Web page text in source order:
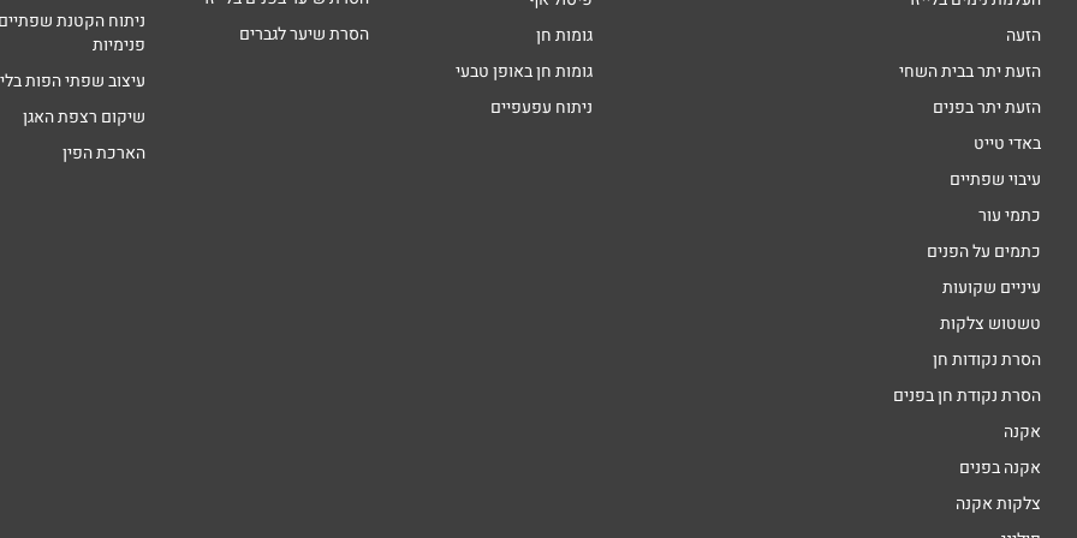
הזעה
הזעת יתר בבית השחי
הזעת יתר בפנים
באדי טייט
עיבוי שפתיים
כתמי עור
כתמים על הפנים
עיניים שקועות
טשטוש צלקות
הסרת נקודות חן
הסרת נקודת חן בפנים
אקנה
אקנה בפנים
צלקות אקנה
גומות חן
גומות חן באופן טבעי
ניתוח עפעפיים
הסרת שיער לגברים
ניתוח הקטנת
פנימיות
עיצוב שפתי הפות
שיקום רצפת האגן
הארכת הפין